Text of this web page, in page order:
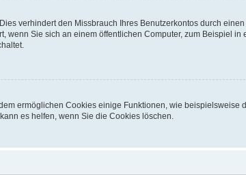
verhindert den Missbrauch Ihres Benutzerkontos durch einen
wenn Sie sich an einem öffentlichen Computer, zum Beispiel in
ermöglichen Cookies einige Funktionen, wie beispielsweise
es helfen, wenn Sie die Cookies löschen.